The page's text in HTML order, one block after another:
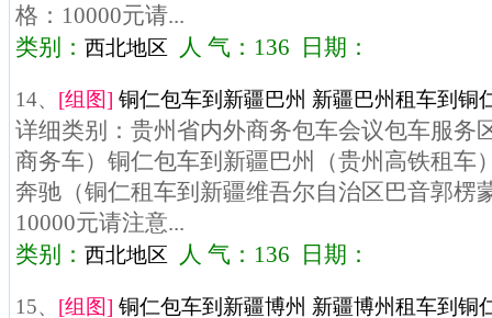
格：10000元请...
类别： 西北地区 人 气：136 日期：
14、 [组图] 铜仁包车到新疆巴州 新疆巴州租车到铜
详细类别：贵州省内外商务包车会议包车服务
商务车）铜仁包车到新疆巴州（贵州高铁租车
奔驰（铜仁租车到新疆维吾尔自治区巴音郭楞
10000元请注意...
类别： 西北地区 人 气：136 日期：
15、 [组图] 铜仁包车到新疆博州 新疆博州租车到铜